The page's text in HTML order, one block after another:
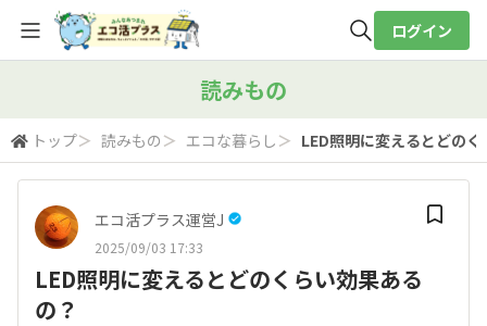
検索
ログイン
読みもの
トップ＞ 読みもの ＞ エコな暮らし ＞ LED照明に変えるとどの
エコ活プラス運営J
2025/09/03 17:33
LED照明に変えるとどのくらい効果ある
の？